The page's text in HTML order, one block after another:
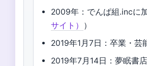
2009年：でんぱ組.incに
サイト） ）
2019年1月7日：卒業・
2019年7月14日：夢眠書